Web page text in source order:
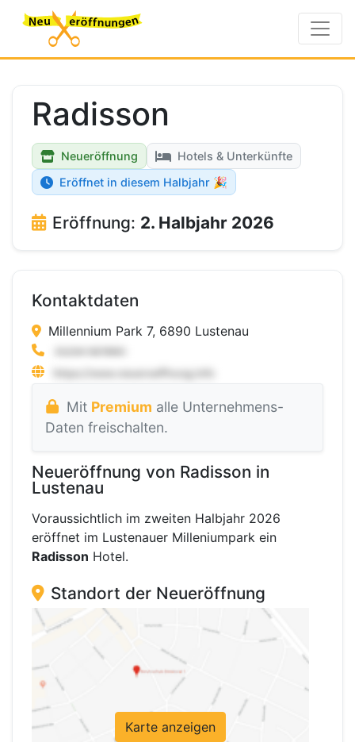
Radisson
Neueröffnung
Hotels & Unterkünfte
Eröffnet in diesem Halbjahr 🎉
Eröffnung: 2. Halbjahr 2026
Kontaktdaten
Millennium Park 7, 6890 Lustenau
Mit Premium alle Unternehmens-
Daten freischalten.
Neueröffnung von Radisson in
Lustenau
Voraussichtlich im zweiten Halbjahr 2026
eröffnet im Lustenauer Milleniumpark ein
Radisson Hotel.
Standort der Neueröffnung
Karte anzeigen